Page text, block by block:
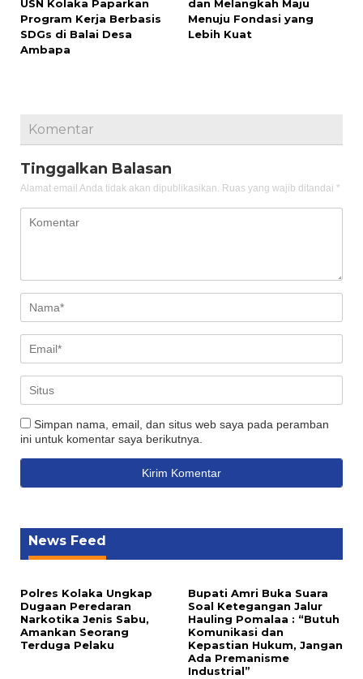
USN Kolaka Paparkan
Program Kerja Berbasis
SDGs di Balai Desa
Ambapa
dan Melangkah Maju
Menuju Fondasi yang
Lebih Kuat
Komentar
Tinggalkan Balasan
Alamat email Anda tidak akan dipublikasikan. Ruas yang wajib ditandai *
Simpan nama, email, dan situs web saya pada peramban
ini untuk komentar saya berikutnya.
News Feed
Polres Kolaka Ungkap
Dugaan Peredaran
Narkotika Jenis Sabu,
Amankan Seorang
Terduga Pelaku
Bupati Amri Buka Suara
Soal Ketegangan Jalur
Hauling Pomalaa : “Butuh
Komunikasi dan
Kepastian Hukum, Jangan
Ada Premanisme
Industrial”